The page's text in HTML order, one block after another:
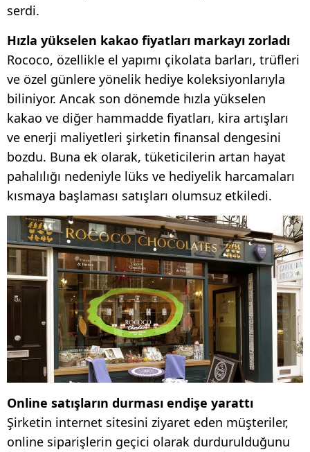
serdi.
Hızla yükselen kakao fiyatları markayı zorladı
Rococo, özellikle el yapımı çikolata barları, trüfleri
ve özel günlere yönelik hediye koleksiyonlarıyla
biliniyor. Ancak son dönemde hızla yükselen
kakao ve diğer hammadde fiyatları, kira artışları
ve enerji maliyetleri şirketin finansal dengesini
bozdu. Buna ek olarak, tüketicilerin artan hayat
pahalılığı nedeniyle lüks ve hediyelik harcamaları
kısmaya başlaması satışları olumsuz etkiledi.
Online satışların durması endişe yarattı
Şirketin internet sitesini ziyaret eden müşteriler,
online siparişlerin geçici olarak durdurulduğunu